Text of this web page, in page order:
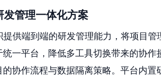
发管理一体化方案
提供端到端的研发管理能力，将项目
一平台，降低多工具切换带来的协作
协作流程与数据隔离策略。平台内